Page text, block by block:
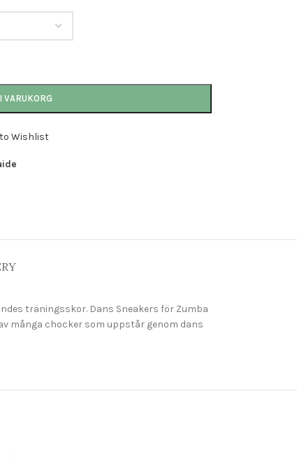
VARUKORG
Wishlist
träningsskor. Dans Sneakers för Zumba
många chocker som uppstår genom dans